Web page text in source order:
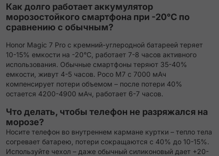
Как долго работает аккумулятор
морозостойкого смартфона при -20°C по
сравнению с обычным?
Honor Magic 7 Pro с кремний-углеродной батареей теряет
10-15% емкости на -20°C, работает 7-8 часов активного
использования. Обычные смартфоны теряют 35-40%
емкости, живут 4-5 часов. Poco M7 с 7000 мАч
компенсирует потери объемом – после потери 40%
остается 4200-4900 мАч, работает 6-7 часов.
Что делать, чтобы телефон не разряжался на
морозе?
Носите телефон во внутреннем кармане куртки – тепло тела
согревает батарею, потери сокращаются с 40% до 10-15%.
Используйте чехол – даже обычный силиконовый дает +20-